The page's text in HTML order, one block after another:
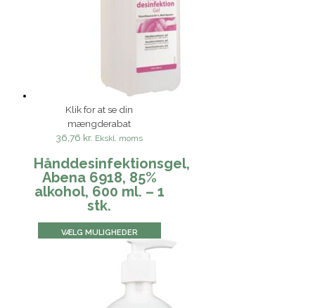
Klik for at se din
mængderabat
36,76 kr. Ekskl. moms
Hånddesinfektionsgel,
Abena 6918, 85%
alkohol, 600 ml. – 1
stk.
VÆLG MULIGHEDER